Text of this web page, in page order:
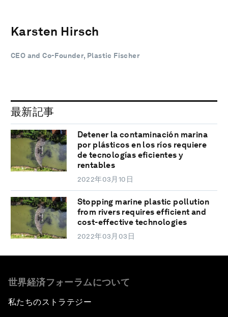
Karsten Hirsch
CEO and Co-Founder, Plastic Fischer
最新記事
Detener la contaminación marina
por plásticos en los ríos requiere
de tecnologías eficientes y
rentables
2022年03月10日
Stopping marine plastic pollution
from rivers requires efficient and
cost-effective technologies
2022年03月03日
世界経済フォーラムについて
私たちのストラテジー